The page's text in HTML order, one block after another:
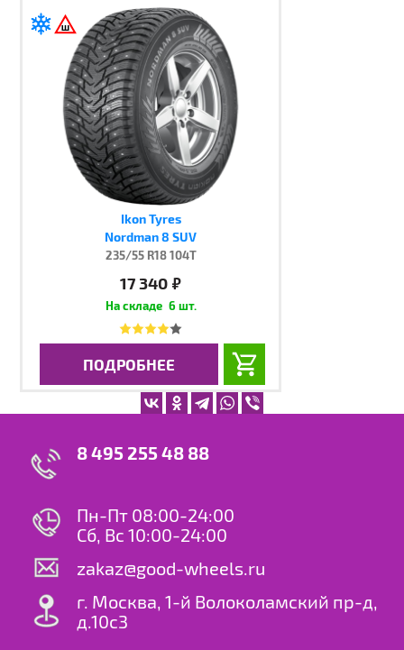
Ikon Tyres
Nordman 8 SUV
235/55 R18 104T
17 340 руб.
6 шт.
ПОДРОБНЕЕ
8 495 255 48 88
Пн-Пт 08:00-24:00
Сб, Вс 10:00-24:00
zakaz@good-wheels.ru
г. Москва, 1-й Волоколамский пр-д,
д.10с3